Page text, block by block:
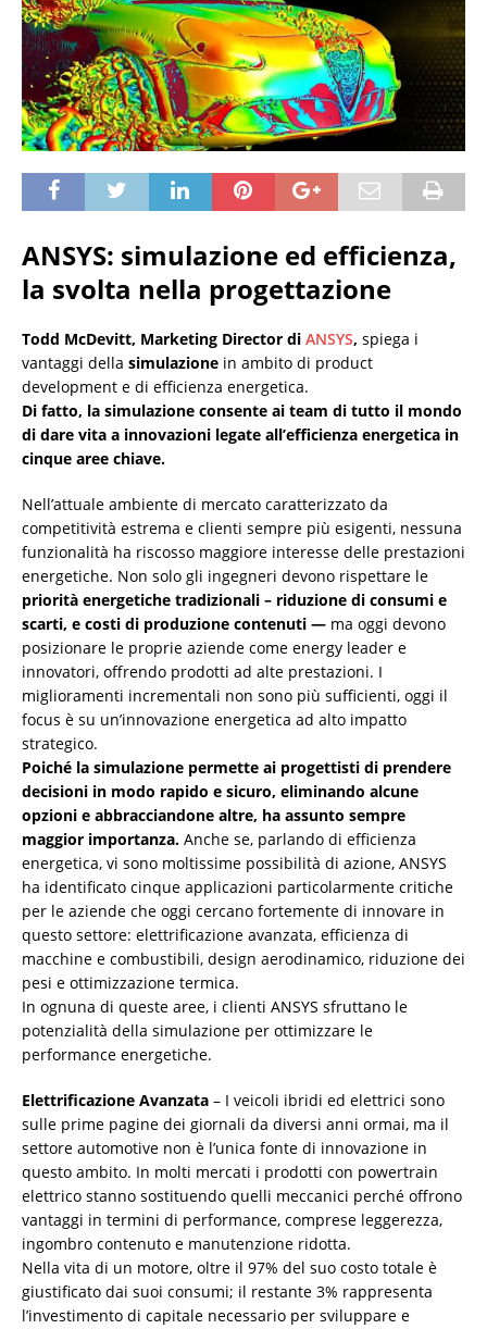
ANSYS: simulazione ed efficienza,
la svolta nella progettazione
Todd McDevitt, Marketing Director di ANSYS, spiega i
vantaggi della simulazione in ambito di product
development e di efficienza energetica.
Di fatto, la simulazione consente ai team di tutto il mondo
di dare vita a innovazioni legate all’efficienza energetica in
cinque aree chiave.
Nell’attuale ambiente di mercato caratterizzato da
competitività estrema e clienti sempre più esigenti, nessuna
funzionalità ha riscosso maggiore interesse delle prestazioni
energetiche. Non solo gli ingegneri devono rispettare le
priorità energetiche tradizionali – riduzione di consumi e
scarti, e costi di produzione contenuti — ma oggi devono
posizionare le proprie aziende come energy leader e
innovatori, offrendo prodotti ad alte prestazioni. I
miglioramenti incrementali non sono più sufficienti, oggi il
focus è su un’innovazione energetica ad alto impatto
strategico.
Poiché la simulazione permette ai progettisti di prendere
decisioni in modo rapido e sicuro, eliminando alcune
opzioni e abbracciandone altre, ha assunto sempre
maggior importanza. Anche se, parlando di efficienza
energetica, vi sono moltissime possibilità di azione, ANSYS
ha identificato cinque applicazioni particolarmente critiche
per le aziende che oggi cercano fortemente di innovare in
questo settore: elettrificazione avanzata, efficienza di
macchine e combustibili, design aerodinamico, riduzione dei
pesi e ottimizzazione termica.
In ognuna di queste aree, i clienti ANSYS sfruttano le
potenzialità della simulazione per ottimizzare le
performance energetiche.
Elettrificazione Avanzata – I veicoli ibridi ed elettrici sono
sulle prime pagine dei giornali da diversi anni ormai, ma il
settore automotive non è l’unica fonte di innovazione in
questo ambito. In molti mercati i prodotti con powertrain
elettrico stanno sostituendo quelli meccanici perché offrono
vantaggi in termini di performance, comprese leggerezza,
ingombro contenuto e manutenzione ridotta.
Nella vita di un motore, oltre il 97% del suo costo totale è
giustificato dai suoi consumi; il restante 3% rappresenta
l’investimento di capitale necessario per sviluppare e